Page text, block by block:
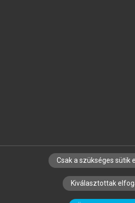
SZERZŐKNEK CÉGEKNEK
SZERKESZTÉSI ÉS
Csak a szükséges sütik
Kiválasztottak